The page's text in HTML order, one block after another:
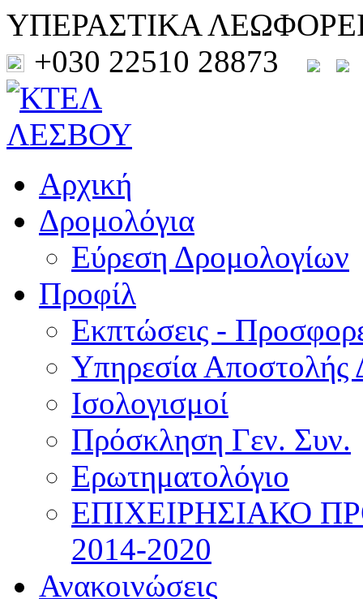
ΥΠΕΡΑΣΤΙΚΑ
+030 22510 28873
Αρχική
Δρομολόγια
Εύρεση Δρομολογίων
Προφίλ
Εκπτώσεις -
Υπηρεσία Αποστολής
Ισολογισμοί
Πρόσκληση Γεν. Συν.
Ερωτηματολόγιο
ΕΠΙΧΕΙΡΗΣΙΑΚΟ
2014-2020
Ανακοινώσεις